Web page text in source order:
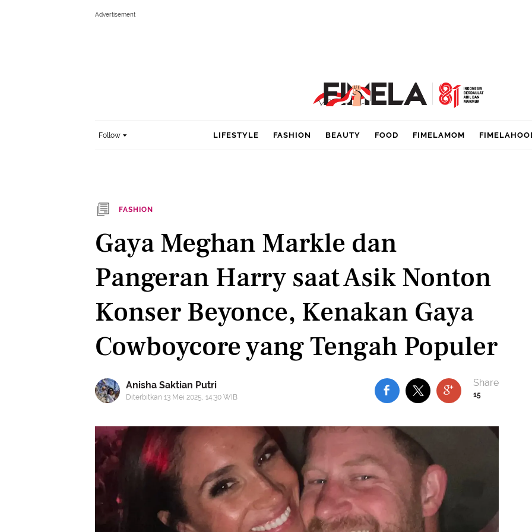
Follow LIFESTYLE FASHION BEAUTY FOOD FIMELAMOM
FASHION
Gaya Meghan Markle dan
Pangeran Harry saat Asik Nonton
Konser Beyonce, Kenakan Gaya
Cowboycore yang Tengah Populer
Anisha Saktian Putri
Diterbitkan 13 Mei 2025, 14:30 WIB 15